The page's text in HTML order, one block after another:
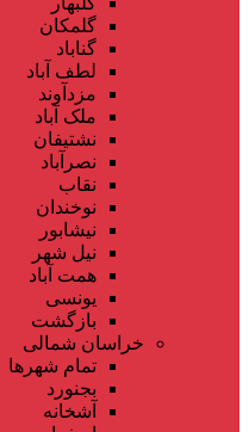
گلمکان
گناباد
لطف آباد
مزدآوند
ملک آباد
نشتیفان
نصرآباد
نقاب
نوخندان
نیشابور
نیل شهر
همت آباد
یونسی
بازگشت
خراسان شمالی
تمام شهر‌ها
بجنورد
آشخانه